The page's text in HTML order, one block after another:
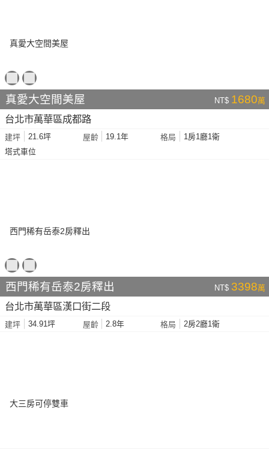
真愛大空間美屋 NT$ 1680萬
台北市萬華區成都路
建坪 21.6坪 屋齡 19.1年 格局
1房1廳1衛
塔式車位
西門稀有岳泰2房釋出 NT$ 3398萬
台北市萬華區漢口街二段
建坪 34.91坪 屋齡 2.8年 格局 2房2廳1衛